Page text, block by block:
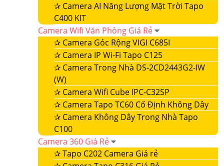
✰ Camera AI Năng Lượng Mặt Trời Tapo
C400 KIT
Camera Wifi Văn Phòng Giá Rẻ
✰ Camera Góc Rộng VIGI C685I
✰ Camera IP Wi-Fi Tapo C125
✰ Camera Trong Nhà DS-2CD2443G2-IW
(W)
✰ Camera Wifi Cube IPC-C32SP
✰ Camera Tapo TC60 Cố Định Không Dây
✰ Camera Không Dây Trong Nhà Tapo
C100
Camera 360 Giá Rẻ
✰Tapo C202 Camera Giá rẻ